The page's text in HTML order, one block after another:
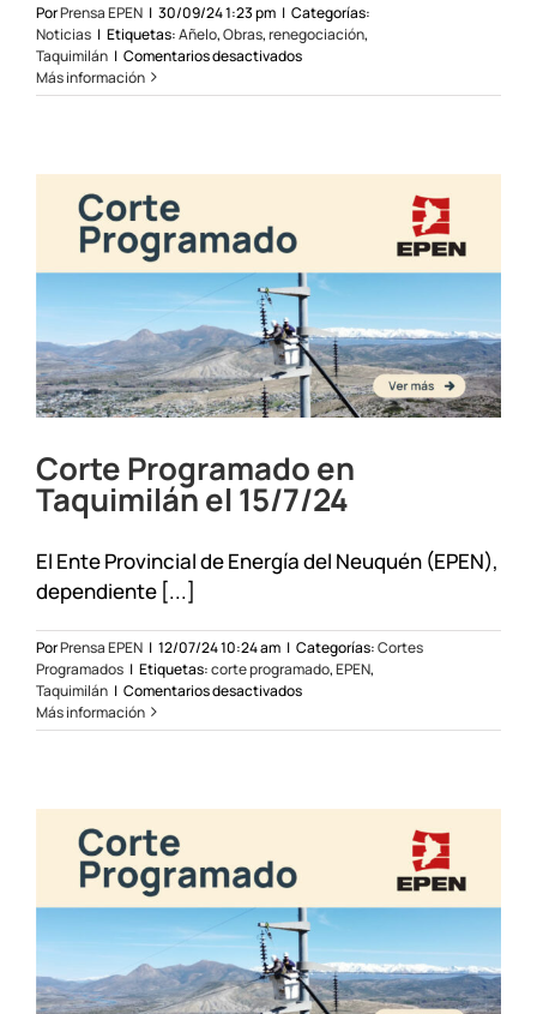
PorPrensa EPEN | 30/09/24 1:23 pm | Categorías:
Noticias | Etiquetas:Añelo,Obras,renegociación,
Taquimilán | Comentarios desactivadosen
reactivaron
Más información
Corte Programado en
Taquimilán el 15/7/24
El Ente Provincial de Energía del Neuquén (EPEN),
dependiente [...]
PorPrensa EPEN | 12/07/24 10:24 am | Categorías:Cortes
Programados | Etiquetas:corte programado,EPEN,
Taquimilán | Comentarios desactivadosen
Programado
Más información